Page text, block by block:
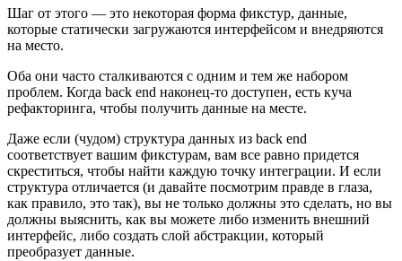
Шаг от этого — это некоторая форма фикстур, данные,
которые статически загружаются интерфейсом и внедряются
на место.
Оба они часто сталкиваются с одним и тем же набором
проблем. Когда back end наконец-то доступен, есть куча
рефакторинга, чтобы получить данные на месте.
Даже если (чудом) структура данных из back end
соответствует вашим фикстурам, вам все равно придется
скреститься, чтобы найти каждую точку интеграции. И если
структура отличается (и давайте посмотрим правде в глаза,
как правило, это так), вы не только должны это сделать, но вы
должны выяснить, как вы можете либо изменить внешний
интерфейс, либо создать слой абстракции, который
преобразует данные.